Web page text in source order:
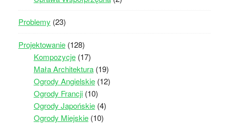
Problemy (23)
Projektowanie(128)
Kompozycje(17)
Mała Architektura(19)
Ogrody Angielskie(12)
Ogrody Francji(10)
Ogrody Japońskie(4)
Ogrody Miejskie(10)